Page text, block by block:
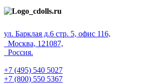
ул. Барклая д.6 стр. 5, офис 116,
Москва, 121087,
Россия.
+7 (495) 540 5027
+7 (800) 550 5367